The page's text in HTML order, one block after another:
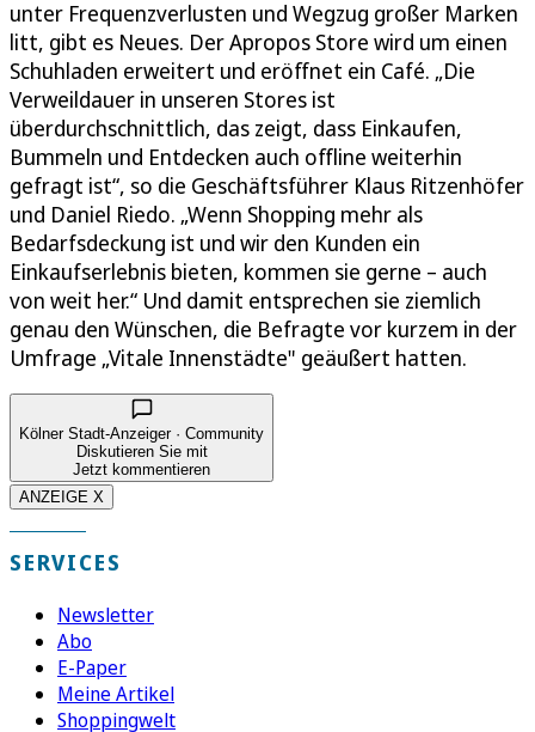
unter Frequenzverlusten und Wegzug großer Marken
litt, gibt es Neues. Der Apropos Store wird um einen
Schuhladen erweitert und eröffnet ein Café. „Die
Verweildauer in unseren Stores ist
überdurchschnittlich, das zeigt, dass Einkaufen,
Bummeln und Entdecken auch offline weiterhin
gefragt ist“, so die Geschäftsführer Klaus Ritzenhöfer
und Daniel Riedo. „Wenn Shopping mehr als
Bedarfsdeckung ist und wir den Kunden ein
Einkaufserlebnis bieten, kommen sie gerne – auch
von weit her.“ Und damit entsprechen sie ziemlich
genau den Wünschen, die Befragte vor kurzem in der
Umfrage „Vitale Innenstädte" geäußert hatten.
Kölner Stadt-Anzeiger · Community
Diskutieren Sie mit
Jetzt kommentieren
ANZEIGE X
SERVICES
Newsletter
Abo
E-Paper
Meine Artikel
Shoppingwelt